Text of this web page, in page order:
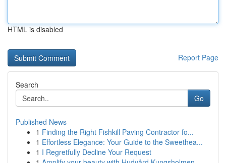
HTML is disabled
Report Page
Search
Go
Published News
1 Finding the Right Fishkill Paving Contractor fo...
1 Effortless Elegance: Your Guide to the Sweethea...
1 I Regretfully Decline Your Request